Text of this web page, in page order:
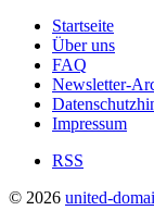
Startseite
Über uns
FAQ
Newsletter-
Impressum
RSS
© 2026 united-